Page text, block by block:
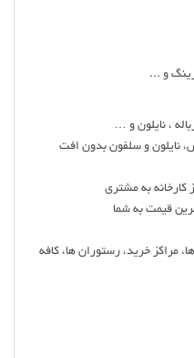
و ...
، نایلون و …
نایلون و سلفون بدون افت
به مشتری
قیمت به شما
مراکز خرید، رستوران ها، کافه